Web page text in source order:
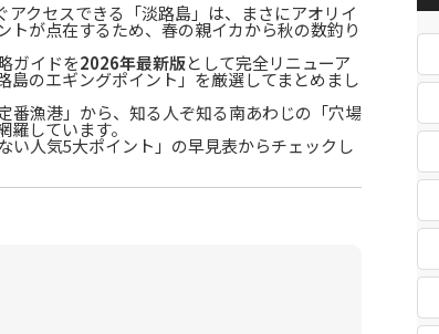
クセスできる「淡路島」は、まさにアオリイ
が点在するため、春の親イカから秋の数釣り
ガイドを2026年最新版として完全リニューア
島のエギングポイント」を厳選してまとめまし
番漁港」から、知る人ぞ知る南あわじの「穴場
しています。
い人気5大ポイント」の早見表からチェックし